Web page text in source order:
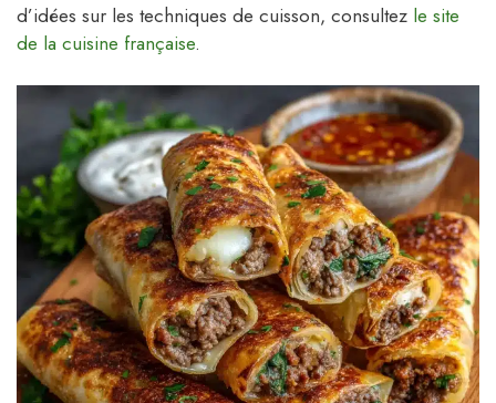
d’idées sur les techniques de cuisson, consultez le site
de la cuisine française.